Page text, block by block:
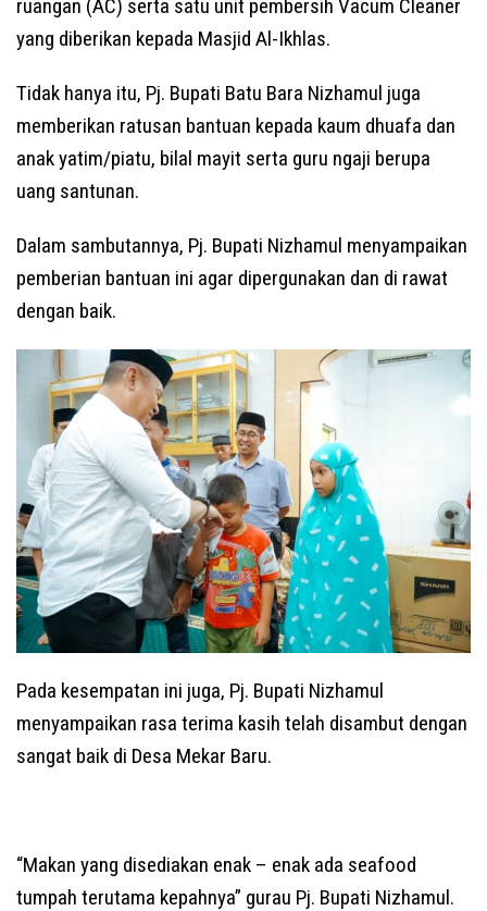
ruangan (AC) serta satu unit pembersih Vacum Cleaner
yang diberikan kepada Masjid Al-Ikhlas.
Tidak hanya itu, Pj. Bupati Batu Bara Nizhamul juga
memberikan ratusan bantuan kepada kaum dhuafa dan
anak yatim/piatu, bilal mayit serta guru ngaji berupa
uang santunan.
Dalam sambutannya, Pj. Bupati Nizhamul menyampaikan
pemberian bantuan ini agar dipergunakan dan di rawat
dengan baik.
Pada kesempatan ini juga, Pj. Bupati Nizhamul
menyampaikan rasa terima kasih telah disambut dengan
sangat baik di Desa Mekar Baru.
“Makan yang disediakan enak – enak ada seafood
tumpah terutama kepahnya” gurau Pj. Bupati Nizhamul.